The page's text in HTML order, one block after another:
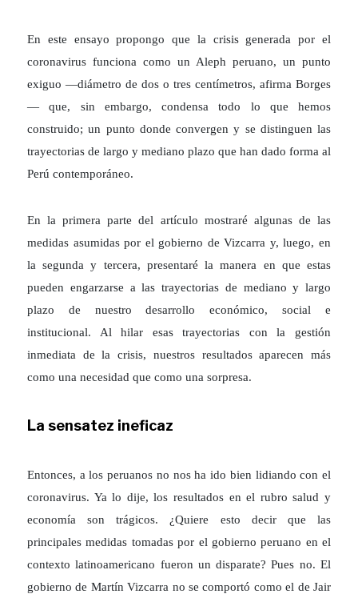
En este ensayo propongo que la crisis generada por el
coronavirus funciona como un Aleph peruano, un punto
exiguo —diámetro de dos o tres centímetros, afirma Borges
— que, sin embargo, condensa todo lo que hemos
construido; un punto donde convergen y se distinguen las
trayectorias de largo y mediano plazo que han dado forma al
Perú contemporáneo.
En la primera parte del artículo mostraré algunas de las
medidas asumidas por el gobierno de Vizcarra y, luego, en
la segunda y tercera, presentaré la manera en que estas
pueden engarzarse a las trayectorias de mediano y largo
plazo de nuestro desarrollo económico, social e
institucional. Al hilar esas trayectorias con la gestión
inmediata de la crisis, nuestros resultados aparecen más
como una necesidad que como una sorpresa.
La sensatez ineficaz
Entonces, a los peruanos no nos ha ido bien lidiando con el
coronavirus. Ya lo dije, los resultados en el rubro salud y
economía son trágicos. ¿Quiere esto decir que las
principales medidas tomadas por el gobierno peruano en el
contexto latinoamericano fueron un disparate? Pues no. El
gobierno de Martín Vizcarra no se comportó como el de Jair